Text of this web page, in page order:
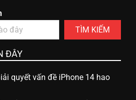
TÌM KIẾM
ĐÂY
quyết vấn đề iPhone 14 hao